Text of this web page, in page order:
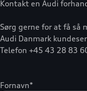
Kontakt en Audi
Sørg gerne for at få så
Audi Danmark
Telefon +45 43 28 83
Fornavn*